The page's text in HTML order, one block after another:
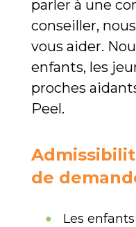
parler à une
conseiller,
vous aider.
enfants, les
proches
Peel.
de
Les